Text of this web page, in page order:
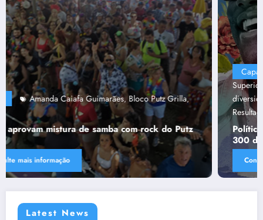
Capa
“Tendências para Docência no Ensino
Superior”,Ânima Educaçã,Ânima Plurais , capa,Política de
diversidade da Una e do UniBH,Rede Comunicação de
Resultado
Tânia Chaves
Política de diversidade da Una e do UniBH envolve
300 docentes e coladores negros
Consulte mais informação
Latest News